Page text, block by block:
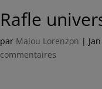
Rafle
par Malou Lorenzon |
commentaires